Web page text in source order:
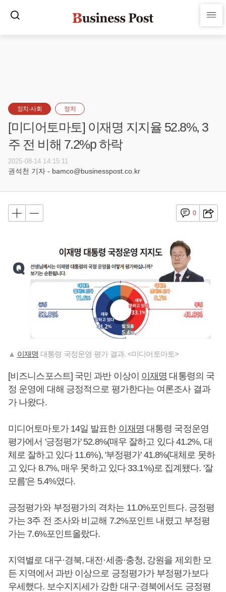
정치·사회 정치
[미디어토마토] 이재명 지지율 52.8%, 3
주 전 비해 7.2%p 하락
2025-08-14 14:15:11
권석천 기자 - bamco@businesspost.co.kr
0
▲ 이재명 대통령 국정운영 평가 결과. <미디어토마토>
[비즈니스포스트] 국민 과반 이상이 이재명 대통령의 국
정 운영에 대해 긍정적으로 평가한다는 여론조사 결과
가 나왔다.
미디어토마토가 14일 발표한 이재명 대통령 국정운영
평가에서 '긍정평가' 52.8%(매우 잘하고 있다 41.2%, 대
체로 잘하고 있다 11.6%), '부정평가' 41.8%(대체로 못하
고 있다 8.7%, 매우 못하고 있다 33.1%)로 집계됐다. '잘
모름'은 5.4%였다.
긍정평가와 부정평가의 격차는 11.0%포인트다. 긍정평
가는 3주 전 조사와 비교해 7.2%포인트 내렸고 부정평
가는 7.6%포인트올랐다.
지역별로 대구·경북, 대전·세종·충청, 강원을 제외한 모
든 지역에서 과반 이상으로 긍정평가가 부정평가보다
우세했다. 보수지지세가 강한 대구·경북에서도 긍정평